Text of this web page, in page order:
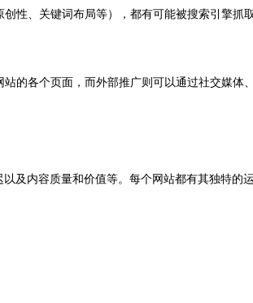
性、关键词布局等），都有可能被搜索引擎抓
的各个页面，而外部推广则可以通过社交媒体
内容质量和价值等。每个网站都有其独特的